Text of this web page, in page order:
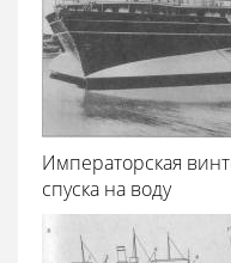
Императорская
спуска на воду